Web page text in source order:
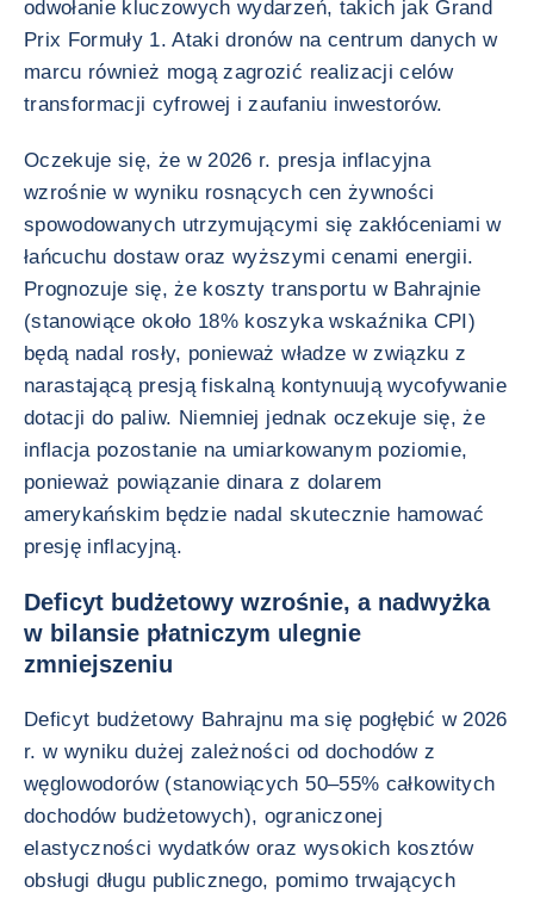
odwołanie kluczowych wydarzeń, takich jak Grand
Prix Formuły 1. Ataki dronów na centrum danych w
marcu również mogą zagrozić realizacji celów
transformacji cyfrowej i zaufaniu inwestorów.
Oczekuje się, że w 2026 r. presja inflacyjna
wzrośnie w wyniku rosnących cen żywności
spowodowanych utrzymującymi się zakłóceniami w
łańcuchu dostaw oraz wyższymi cenami energii.
Prognozuje się, że koszty transportu w Bahrajnie
(stanowiące około 18% koszyka wskaźnika CPI)
będą nadal rosły, ponieważ władze w związku z
narastającą presją fiskalną kontynuują wycofywanie
dotacji do paliw. Niemniej jednak oczekuje się, że
inflacja pozostanie na umiarkowanym poziomie,
ponieważ powiązanie dinara z dolarem
amerykańskim będzie nadal skutecznie hamować
presję inflacyjną.
Deficyt budżetowy wzrośnie, a nadwyżka
w bilansie płatniczym ulegnie
zmniejszeniu
Deficyt budżetowy Bahrajnu ma się pogłębić w 2026
r. w wyniku dużej zależności od dochodów z
węglowodorów (stanowiących 50–55% całkowitych
dochodów budżetowych), ograniczonej
elastyczności wydatków oraz wysokich kosztów
obsługi długu publicznego, pomimo trwających